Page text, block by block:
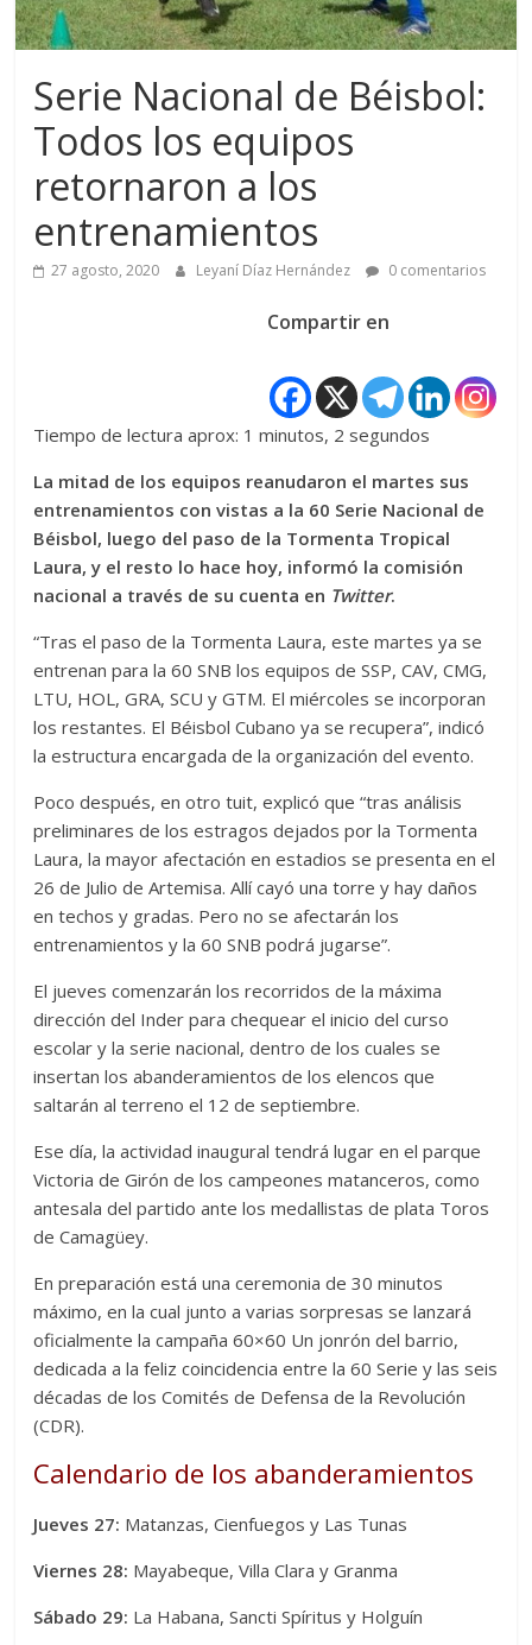
Serie Nacional de Béisbol:
Todos los equipos
retornaron a los
entrenamientos
27 agosto, 2020 Leyaní Díaz Hernández 0 comentarios
Compartir en
Tiempo de lectura aprox: 1 minutos, 2 segundos
La mitad de los equipos reanudaron el martes sus
entrenamientos con vistas a la 60 Serie Nacional de
Béisbol, luego del paso de la Tormenta Tropical
Laura, y el resto lo hace hoy, informó la comisión
nacional a través de su cuenta en Twitter.
“Tras el paso de la Tormenta Laura, este martes ya se
entrenan para la 60 SNB los equipos de SSP, CAV, CMG,
LTU, HOL, GRA, SCU y GTM. El miércoles se incorporan
los restantes. El Béisbol Cubano ya se recupera”, indicó
la estructura encargada de la organización del evento.
Poco después, en otro tuit, explicó que “tras análisis
preliminares de los estragos dejados por la Tormenta
Laura, la mayor afectación en estadios se presenta en el
26 de Julio de Artemisa. Allí cayó una torre y hay daños
en techos y gradas. Pero no se afectarán los
entrenamientos y la 60 SNB podrá jugarse”.
El jueves comenzarán los recorridos de la máxima
dirección del Inder para chequear el inicio del curso
escolar y la serie nacional, dentro de los cuales se
insertan los abanderamientos de los elencos que
saltarán al terreno el 12 de septiembre.
Ese día, la actividad inaugural tendrá lugar en el parque
Victoria de Girón de los campeones matanceros, como
antesala del partido ante los medallistas de plata Toros
de Camagüey.
En preparación está una ceremonia de 30 minutos
máximo, en la cual junto a varias sorpresas se lanzará
oficialmente la campaña 60×60 Un jonrón del barrio,
dedicada a la feliz coincidencia entre la 60 Serie y las seis
décadas de los Comités de Defensa de la Revolución
(CDR).
Calendario de los abanderamientos
Jueves 27: Matanzas, Cienfuegos y Las Tunas
Viernes 28: Mayabeque, Villa Clara y Granma
Sábado 29: La Habana, Sancti Spíritus y Holguín